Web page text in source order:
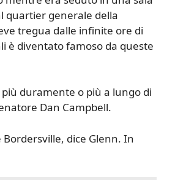
quartier generale della
tregua dalle infinite ore di
è diventato famoso da queste
duramente o più a lungo di
Dan Campbell.
Bordersville, dice Glenn. In